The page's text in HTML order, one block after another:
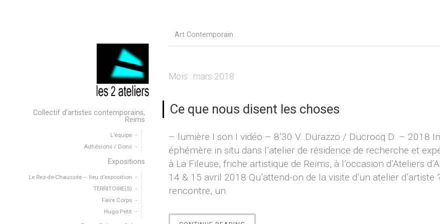
Collectif d’artistes contemporains,
Reims
L’équipe
Adhésions / Dons
Expositions
Le Rez-de-Chaussée – lieu d’exposition
TERRITOIRE(S)
Faire Corps
Hugo Petit
Art Contemporain
Mois : mars 2018
Ce que nous disent les choses
– lumière Ι son Ι vidéo – 8’30 V. Durazzo / Ducrocq D. – 2018
éphémère in situ dans l’atelier de résidence de recherche et
à La Fileuse, friche artistique de Reims, à l’occasion d’Ateliers
14 & 15 avril 2018 Qu’attend-on de la visite d’un atelier d’artiste
rencontre, un